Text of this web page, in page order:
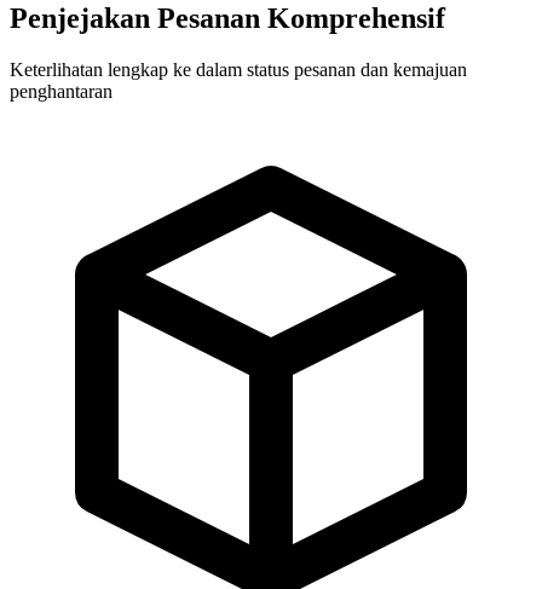
Penjejakan Pesanan Komprehensif
Keterlihatan lengkap ke dalam status pesanan dan kemajuan
penghantaran